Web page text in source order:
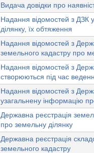
Видача довідки про
Надання відомостей з ДЗК
ділянку, їх обтяження
Надання відомостей з
земельного кадастру про
Надання відомостей з
створюються під час
Надання відомостей з
узагальнену інформацію
Державна реєстрація
про земельну ділянку
Державна реєстрація
земельного кадастру